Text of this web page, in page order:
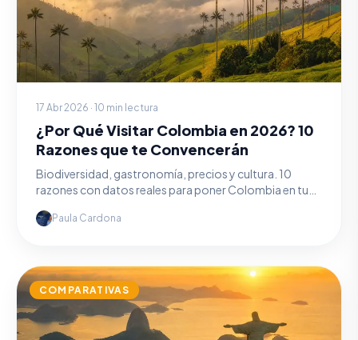
17 Abr 2026 · 10 min lectura
¿Por Qué Visitar Colombia en 2026? 10
Razones que te Convencerán
Biodiversidad, gastronomía, precios y cultura. 10
razones con datos reales para poner Colombia en tu
Paula Cardona
COMPARATIVAS